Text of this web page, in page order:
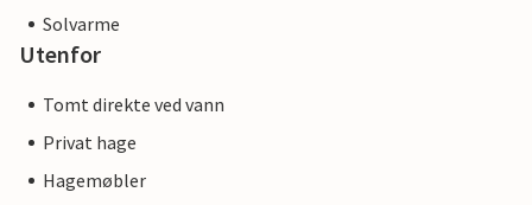
Solvarme
Utenfor
Tomt direkte ved vann
Privat hage
Hagemøbler